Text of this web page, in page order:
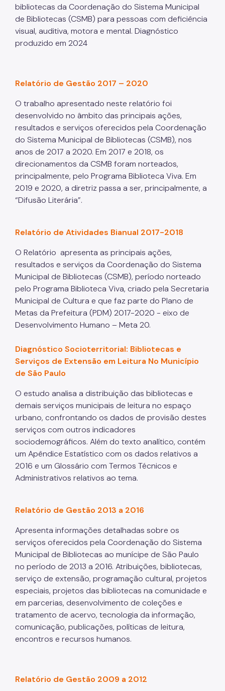
bibliotecas da Coordenação do Sistema Municipal
de Bibliotecas (CSMB) para pessoas com deficiência
visual, auditiva, motora e mental. Diagnóstico
produzido em 2024
Relatório de Gestão 2017 – 2020
O trabalho apresentado neste relatório foi
desenvolvido no âmbito das principais ações,
resultados e serviços oferecidos pela Coordenação
do Sistema Municipal de Bibliotecas (CSMB), nos
anos de 2017 a 2020. Em 2017 e 2018, os
direcionamentos da CSMB foram norteados,
principalmente, pelo Programa Biblioteca Viva. Em
2019 e 2020, a diretriz passa a ser, principalmente, a
“Difusão Literária”.
Relatório de Atividades Bianual 2017-2018
O Relatório apresenta as principais ações,
resultados e serviços da Coordenação do Sistema
Municipal de Bibliotecas (CSMB), período norteado
pelo Programa Biblioteca Viva, criado pela Secretaria
Municipal de Cultura e que faz parte do Plano de
Metas da Prefeitura (PDM) 2017-2020 - eixo de
Desenvolvimento Humano – Meta 20.
Diagnóstico Socioterritorial: Bibliotecas e
Serviços de Extensão em Leitura No Município
de São Paulo
O estudo analisa a distribuição das bibliotecas e
demais serviços municipais de leitura no espaço
urbano, confrontando os dados de provisão destes
serviços com outros indicadores
sociodemográficos. Além do texto analítico, contém
um Apêndice Estatístico com os dados relativos a
2016 e um Glossário com Termos Técnicos e
Administrativos relativos ao tema.
Relatório de Gestão 2013 a 2016
Apresenta informações detalhadas sobre os
serviços oferecidos pela Coordenação do Sistema
Municipal de Bibliotecas ao munícipe de São Paulo
no período de 2013 a 2016. Atribuições, bibliotecas,
serviço de extensão, programação cultural, projetos
especiais, projetos das bibliotecas na comunidade e
em parcerias, desenvolvimento de coleções e
tratamento de acervo, tecnologia da informação,
comunicação, publicações, políticas de leitura,
encontros e recursos humanos.
Relatório de Gestão 2009 a 2012